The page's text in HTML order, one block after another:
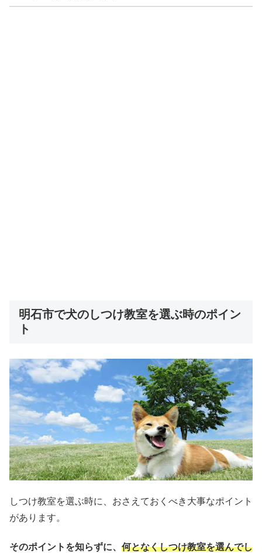
明石市で犬のしつけ教室を選ぶ時のポイン
ト
しつけ教室を選ぶ時に、おさえておくべき大事なポイント
があります。
そのポイントを知らずに、 何となくしつけ教室を選んでし